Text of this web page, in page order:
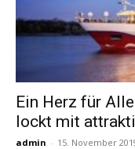
Ein Herz für
lockt mit
admin - 15. November